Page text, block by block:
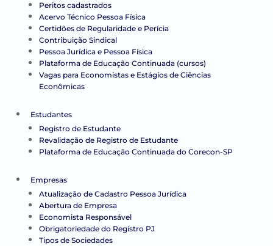
Peritos cadastrados
Acervo Técnico Pessoa Física
Certidões de Regularidade e Perícia
Contribuição Sindical
Pessoa Jurídica e Pessoa Física
Plataforma de Educação Continuada (cursos)
Vagas para Economistas e Estágios de Ciências
Econômicas
Estudantes
Registro de Estudante
Revalidação de Registro de Estudante
Plataforma de Educação Continuada do Corecon-SP
Empresas
Atualização de Cadastro Pessoa Jurídica
Abertura de Empresa
Economista Responsável
Obrigatoriedade do Registro PJ
Tipos de Sociedades